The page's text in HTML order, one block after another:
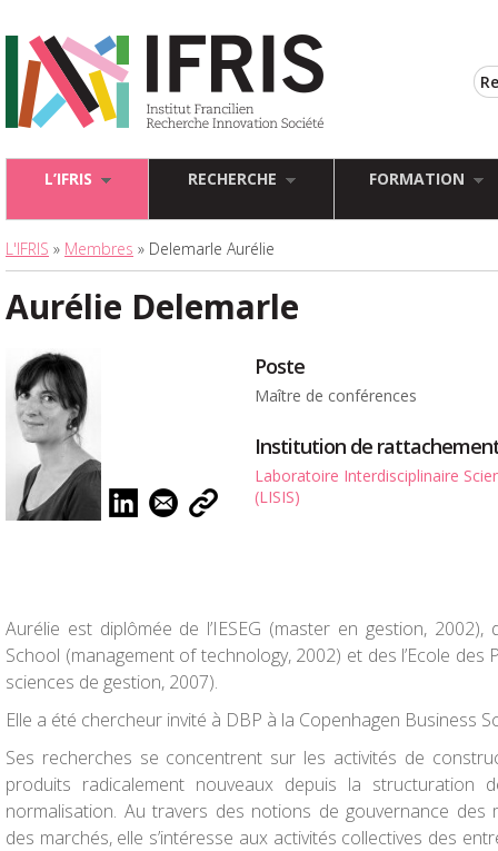
L’IFRIS RECHERCHE FORMATION
L'IFRIS » Membres » Delemarle Aurélie
Aurélie Delemarle
Poste
Maître de conférences
Institution de
Laboratoire Interdisciplinaire
(LISIS)
Aurélie est diplômée de l’IESEG (master en gestion, 2002),
School (management of technology, 2002) et des l’Ecole
sciences de gestion, 2007).
Elle a été chercheur invité à DBP à la Copenhagen Business
Ses recherches se concentrent sur les activités de
produits radicalement nouveaux depuis la structuration
normalisation. Au travers des notions de gouvernance des
des marchés, elle s’intéresse aux activités collectives des